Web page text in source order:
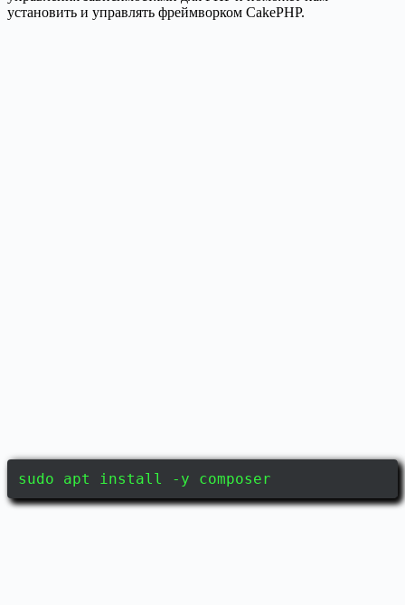
установить и управлять фреймворком CakePHP.
sudo apt install -y composer